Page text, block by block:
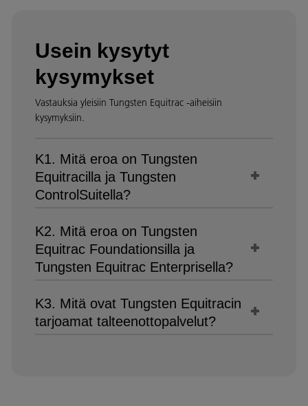
Usein kysytyt
kysymykset
Vastauksia yleisiin Tungsten Equitrac -aiheisiin
kysymyksiin.
K1. Mitä eroa on Tungsten
Equitracilla ja Tungsten
ControlSuitella?
K2. Mitä eroa on Tungsten
Equitrac Foundationsilla ja
Tungsten Equitrac Enterprisella?
K3. Mitä ovat Tungsten Equitracin
tarjoamat talteenottopalvelut?